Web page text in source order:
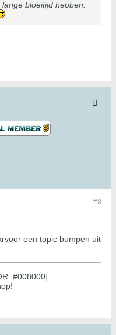
bloeitijd hebben.
#8
een topic bumpen uit